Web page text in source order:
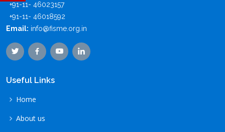
+91-11- 46023157
+91-11- 46018592
Email: info@fisme.org.in
Useful Links
Home
About us